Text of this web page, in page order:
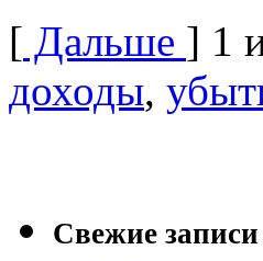
[ Дальше ] 1
доходы,
Свежие записи